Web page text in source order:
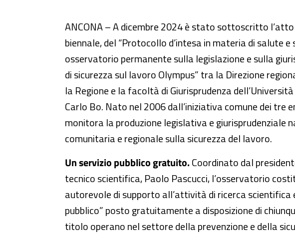
Marche, rinnovata l’intesa per l’osservatorio
ANCONA – A dicembre 2024 è stato sottoscritto
biennale, del “Protocollo d’intesa in materia di salute e
osservatorio permanente sulla legislazione e sulla
di sicurezza sul lavoro Olympus” tra la Direzione
la Regione e la facoltà di Giurisprudenza
Carlo Bo. Nato nel 2006 dall’iniziativa comune dei tre
monitora la produzione legislativa e giurisprudenziale
comunitaria e regionale sulla sicurezza del lavoro.
Un servizio pubblico gratuito.Coordinato dal
tecnico scientifica, Paolo Pascucci, l’osservatorio
autorevole di supporto all’attività di ricerca scientifica
pubblico” posto gratuitamente a disposizione di
titolo operano nel settore della prevenzione e della